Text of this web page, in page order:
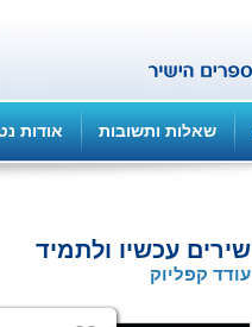
שאלות ותשובות אודות
שירים עכשיו ולתמיד
עודד קפליוק